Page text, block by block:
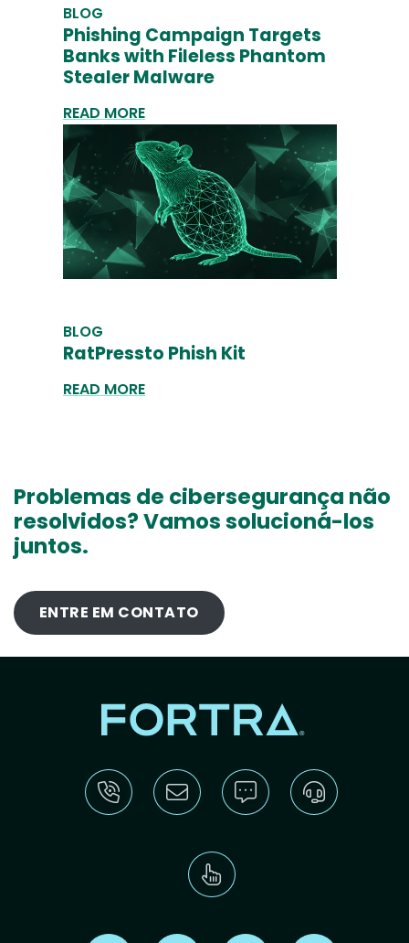
BLOG
Phishing Campaign Targets
Banks with Fileless Phantom
Stealer Malware
READ MORE
BLOG
RatPressto Phish Kit
READ MORE
Problemas de cibersegurança não
resolvidos? Vamos solucioná-los
juntos.
ENTRE EM CONTATO